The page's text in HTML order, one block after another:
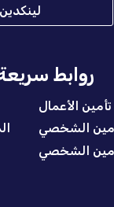
لينكدين
روابط
تأمين الأعمال
الشخصي
الشخصي